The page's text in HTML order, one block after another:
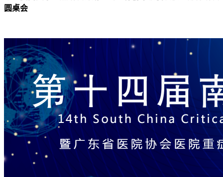
圆桌会